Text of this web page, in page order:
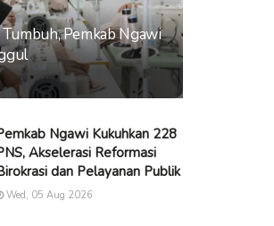
Pemkab Ngawi
Ngawi Kukuhkan 228
Akselerasi Reformasi
dan Pelayanan Publik
Wed, 05 Aug 2026